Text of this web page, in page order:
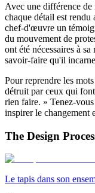
Avec une différence de
chaque détail est rendu
chef-d'œuvre un
du mouvement de
ont été nécessaires à
savoir-faire qu'il
Pour reprendre les
détruit par ceux qui
rien faire. » Tenez-
inspirer le changement
The Design
Le tapis dans son